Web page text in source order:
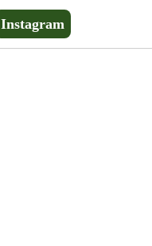
Instagram